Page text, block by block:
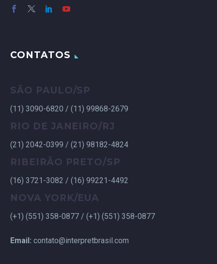
CONTATOS
SÃO PAULO/SP
(11) 3090-6820 / (11) 99868-2679
RIO DE JANEIRO/RJ
(21) 2042-0399 / (21) 98182-4824
RIBEIRÃO PRETO/SP
(16) 3721-3082 / (16) 99221-4492
NOVA YORK/EUA
(+1) (551) 358-0877 / (+1) (551) 358-0877
Email: contato@interpretbrasil.com